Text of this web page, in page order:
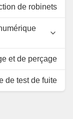
de robinets
et de perçage
de test de fuite